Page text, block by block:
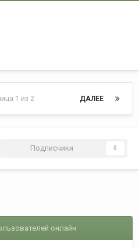
ДАЛЕЕ
1 из 2
Подписчики 0
онлайн